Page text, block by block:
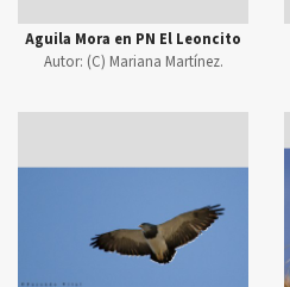
Aguila Mora en PN El Leoncito
Autor: (C) Mariana Martínez.